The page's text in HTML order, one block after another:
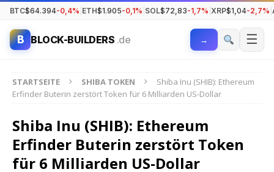
BTC$64.394-0,4% ETH$1.905-0,1% SOL$72,83-1,7% XRP$1,04-2,7%
B BLOCK-BUILDERS .de → ☰
STARTSEITE SHIBA TOKEN
Shiba Inu (SHIB): Ethereum
Erfinder Buterin zerstört Token für 6 Milliarden US-Dollar
Shiba Inu (SHIB): Ethereum
Erfinder Buterin zerstört Token
für 6 Milliarden US-Dollar